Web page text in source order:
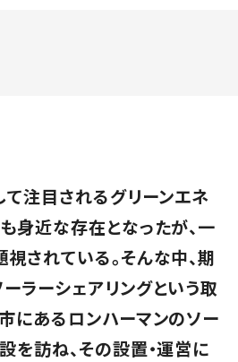
て注目されるグリーンエネ
身近な存在となったが、一
されている。そんな中、期
ラーシェアリングという取
にあるロンハーマンのソー
を訪ね、その設置・運営に